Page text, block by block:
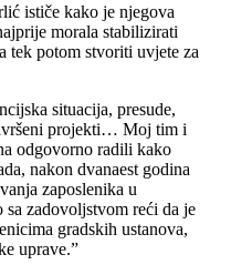
ističe kako je njegova
morala stabilizirati
tek potom stvoriti uvjete za
situacija, presude,
projekti… Moj tim i
odgovorno radili kako
nakon dvanaest godina
zaposlenika u
sa zadovoljstvom reći da je
gradskih ustanova,
uprave.”